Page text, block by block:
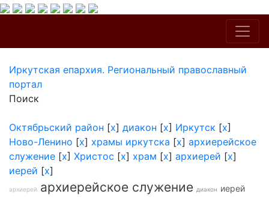
Иркутская епархия. Региональный православный
портал
Поиск
Октябрьский район [x] диакон [x] Иркутск [x]
Ново-Ленино [x] храмы иркутска [x] архиерейское
служение [x] Христос [x] храм [x] архиерей [x]
иерей [x]
архиерей архиерейское служение диакон иерей